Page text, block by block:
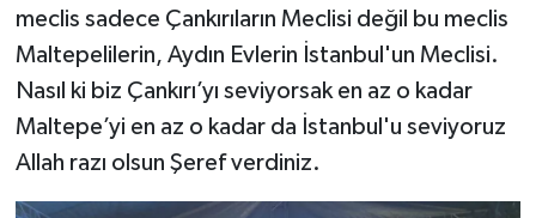
meclis sadece Çankırıların Meclisi değil bu meclis
Maltepelilerin, Aydın Evlerin İstanbul'un Meclisi.
Nasıl ki biz Çankırı’yı seviyorsak en az o kadar
Maltepe’yi en az o kadar da İstanbul'u seviyoruz
Allah razı olsun Şeref verdiniz.